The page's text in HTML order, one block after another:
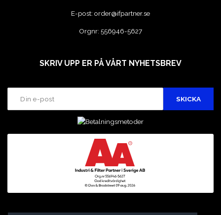
E-post: order@ifpartner.se
Orgnr: 556946-5627
SKRIV UPP ER PÅ VÅRT NYHETSBREV